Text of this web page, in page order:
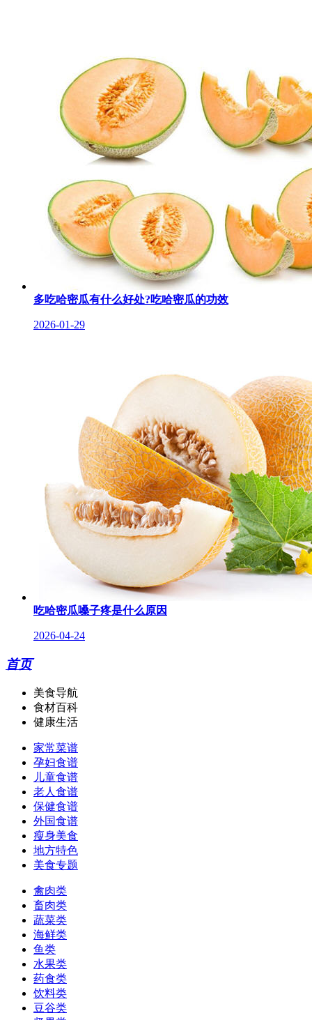
多吃哈密瓜有什么好处?吃哈密瓜的功效
2026-01-29
吃哈密瓜嗓子疼是什么原因
2026-04-24
首页
美食导航
食材百科
健康生活
家常菜谱
孕妇食谱
儿童食谱
老人食谱
保健食谱
外国食谱
瘦身美食
地方特色
美食专题
禽肉类
畜肉类
蔬菜类
海鲜类
鱼类
水果类
药食类
饮料类
豆谷类